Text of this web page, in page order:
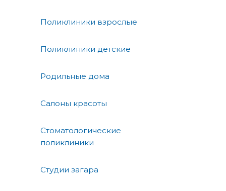
Поликлиники взрослые
Поликлиники детские
Родильные дома
Салоны красоты
Стоматологические
поликлиники
Студии загара